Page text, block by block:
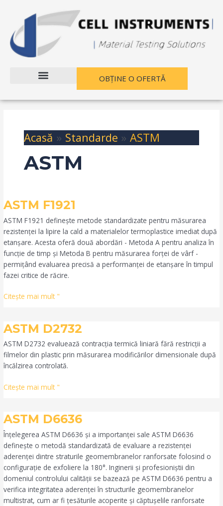
conținut
OBȚINE O OFERTĂ
Acasă Standarde ASTM
ASTM
ASTM F1921
ASTM F1921 definește metode standardizate pentru măsurarea
rezistenței la lipire la cald a materialelor termoplastice imediat după
etanșare. Acesta oferă două abordări - Metoda A pentru analiza în
funcție de timp și Metoda B pentru măsurarea forței de vârf -
permițând evaluarea precisă a performanței de etanșare în timpul
fazei critice de răcire.
ASTM
Citeşte mai mult "
ASTM D2732
ASTM D2732 evaluează contracția termică liniară fără restricții a
filmelor din plastic prin măsurarea modificărilor dimensionale după
încălzirea controlată.
ASTM
Citeşte mai mult "
ASTM D6636
Înțelegerea ASTM D6636 și a importanței sale ASTM D6636
definește o metodă standardizată de evaluare a rezistenței
aderenței dintre straturile geomembranelor ranforsate folosind o
configurație de exfoliere la 180°. Inginerii și profesioniștii din
domeniul controlului calității se bazează pe ASTM D6636 pentru a
verifica integritatea aderenței în structurile geomembranelor
multistrat, cum ar fi țesăturile acoperite și căptușelile ranforsate
ASTM